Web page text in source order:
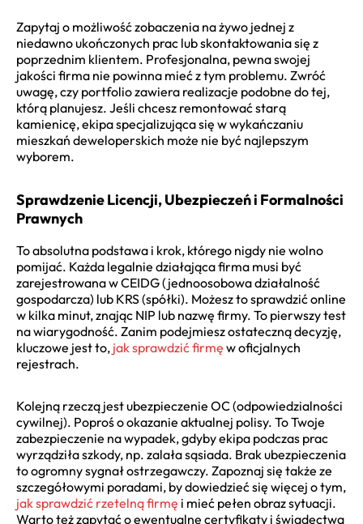
Zapytaj o możliwość zobaczenia na żywo jednej z
niedawno ukończonych prac lub skontaktowania się z
poprzednim klientem. Profesjonalna, pewna swojej
jakości firma nie powinna mieć z tym problemu. Zwróć
uwagę, czy portfolio zawiera realizacje podobne do tej,
którą planujesz. Jeśli chcesz remontować starą
kamienicę, ekipa specjalizująca się w wykańczaniu
mieszkań deweloperskich może nie być najlepszym
wyborem.
Sprawdzenie Licencji, Ubezpieczeń i Formalności
Prawnych
To absolutna podstawa i krok, którego nigdy nie wolno
pomijać. Każda legalnie działająca firma musi być
zarejestrowana w CEIDG (jednoosobowa działalność
gospodarcza) lub KRS (spółki). Możesz to sprawdzić online
w kilka minut, znając NIP lub nazwę firmy. To pierwszy test
na wiarygodność. Zanim podejmiesz ostateczną decyzję,
kluczowe jest to, jak sprawdzić firmę w oficjalnych
rejestrach.
Kolejną rzeczą jest ubezpieczenie OC (odpowiedzialności
cywilnej). Poproś o okazanie aktualnej polisy. To Twoje
zabezpieczenie na wypadek, gdyby ekipa podczas prac
wyrządziła szkody, np. zalała sąsiada. Brak ubezpieczenia
to ogromny sygnał ostrzegawczy. Zapoznaj się także ze
szczegółowymi poradami, by dowiedzieć się więcej o tym,
jak sprawdzić rzetelną firmę i mieć pełen obraz sytuacji.
Warto też zapytać o ewentualne certyfikaty i świadectwa